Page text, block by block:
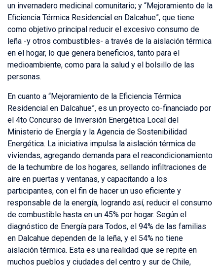
un invernadero medicinal comunitario; y “Mejoramiento de la
Eficiencia Térmica Residencial en Dalcahue”, que tiene
como objetivo principal reducir el excesivo consumo de
leña -y otros combustibles- a través de la aislación térmica
en el hogar, lo que genera beneficios, tanto para el
medioambiente, como para la salud y el bolsillo de las
personas.
En cuanto a “Mejoramiento de la Eficiencia Térmica
Residencial en Dalcahue”, es un proyecto co-financiado por
el 4to Concurso de Inversión Energética Local del
Ministerio de Energía y la Agencia de Sostenibilidad
Energética. La iniciativa impulsa la aislación térmica de
viviendas, agregando demanda para el reacondicionamiento
de la techumbre de los hogares, sellando infiltraciones de
aire en puertas y ventanas, y capacitando a los
participantes, con el fin de hacer un uso eficiente y
responsable de la energía, logrando así, reducir el consumo
de combustible hasta en un 45% por hogar. Según el
diagnóstico de Energía para Todos, el 94% de las familias
en Dalcahue dependen de la leña, y el 54% no tiene
aislación térmica. Esta es una realidad que se repite en
muchos pueblos y ciudades del centro y sur de Chile,